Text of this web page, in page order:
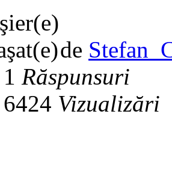
de
1 Răspunsuri
6424 Vizualizări